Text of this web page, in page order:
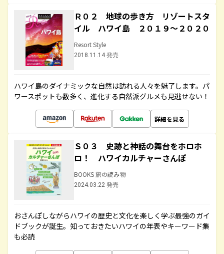
Ｒ０２ 地球の歩き方 リゾートスタ
イル ハワイ島 ２０１９～２０２０
Resort Style
2018.11.14 発売
ハワイ島のダイナミックな自然は訪れる人々を魅了します。パ
ワースポットも数多く、進化する自然派グルメも見逃せない！
詳細を見る
Ｓ０３ 史跡と神話の舞台をホロホ
ロ！ ハワイカルチャーさんぽ
BOOKS 旅の読み物
2024.03.22 発売
おさんぽしながらハワイの歴史と文化を楽しく学ぶ最強のガイ
ドブックが誕生。知っておきたいハワイの年表やキーワード集
も必読